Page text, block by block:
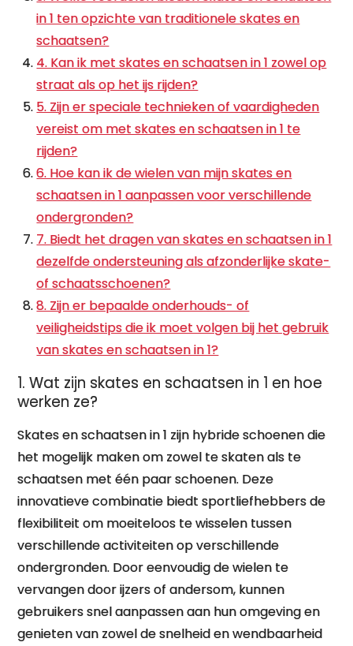
in 1 ten opzichte van traditionele skates en
schaatsen?
4. Kan ik met skates en schaatsen in 1 zowel op
straat als op het ijs rijden?
5. Zijn er speciale technieken of vaardigheden
vereist om met skates en schaatsen in 1 te
rijden?
6. Hoe kan ik de wielen van mijn skates en
schaatsen in 1 aanpassen voor verschillende
ondergronden?
7. Biedt het dragen van skates en schaatsen in 1
dezelfde ondersteuning als afzonderlijke skate-
of schaatsschoenen?
8. Zijn er bepaalde onderhouds- of
veiligheidstips die ik moet volgen bij het gebruik
van skates en schaatsen in 1?
1. Wat zijn skates en schaatsen in 1 en hoe
werken ze?
Skates en schaatsen in 1 zijn hybride schoenen die
het mogelijk maken om zowel te skaten als te
schaatsen met één paar schoenen. Deze
innovatieve combinatie biedt sportliefhebbers de
flexibiliteit om moeiteloos te wisselen tussen
verschillende activiteiten op verschillende
ondergronden. Door eenvoudig de wielen te
vervangen door ijzers of andersom, kunnen
gebruikers snel aanpassen aan hun omgeving en
genieten van zowel de snelheid en wendbaarheid